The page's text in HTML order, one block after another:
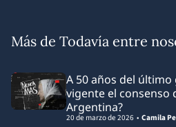
Más de Todavía entre
A 50 años del
vigente el consenso
Argentina?
Camila
20 de marzo de 2026